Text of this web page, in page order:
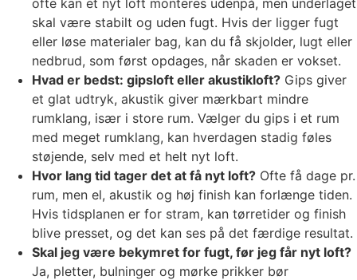
skal være stabilt og uden fugt. Hvis der ligger fugt
eller løse materialer bag, kan du få skjolder, lugt eller
nedbrud, som først opdages, når skaden er vokset.
Hvad er bedst: gipsloft eller akustikloft? Gips giver
et glat udtryk, akustik giver mærkbart mindre
rumklang, især i store rum. Vælger du gips i et rum
med meget rumklang, kan hverdagen stadig føles
støjende, selv med et helt nyt loft.
Hvor lang tid tager det at få nyt loft? Ofte få dage pr.
rum, men el, akustik og høj finish kan forlænge tiden.
Hvis tidsplanen er for stram, kan tørretider og finish
blive presset, og det kan ses på det færdige resultat.
Skal jeg være bekymret for fugt, før jeg får nyt loft?
Ja, pletter, bulninger og mørke prikker bør